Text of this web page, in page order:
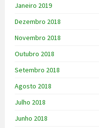
Janeiro 2019
Dezembro 2018
Novembro 2018
Outubro 2018
Setembro 2018
Agosto 2018
Julho 2018
Junho 2018